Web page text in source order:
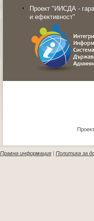
Проект "ИИСДА -
и ефективност"
Правна информация Политика за